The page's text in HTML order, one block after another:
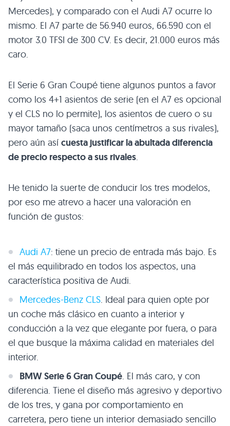
Mercedes), y comparado con el Audi A7 ocurre lo
mismo. El A7 parte de 56.940 euros, 66.590 con el
motor 3.0 TFSI de 300 CV. Es decir, 21.000 euros más
caro.
El Serie 6 Gran Coupé tiene algunos puntos a favor
como los 4+1 asientos de serie (en el A7 es opcional
y el CLS no lo permite), los asientos de cuero o su
mayor tamaño (saca unos centímetros a sus rivales),
pero aún así cuesta justificar la abultada diferencia
de precio respecto a sus rivales.
He tenido la suerte de conducir los tres modelos,
por eso me atrevo a hacer una valoración en
función de gustos:
Audi A7: tiene un precio de entrada más bajo. Es
el más equilibrado en todos los aspectos, una
característica positiva de Audi.
Mercedes-Benz CLS. Ideal para quien opte por
un coche más clásico en cuanto a interior y
conducción a la vez que elegante por fuera, o para
el que busque la máxima calidad en materiales del
interior.
BMWSerie 6 Gran Coupé. El más caro, y con
diferencia. Tiene el diseño más agresivo y deportivo
de los tres, y gana por comportamiento en
carretera, pero tiene un interior demasiado sencillo